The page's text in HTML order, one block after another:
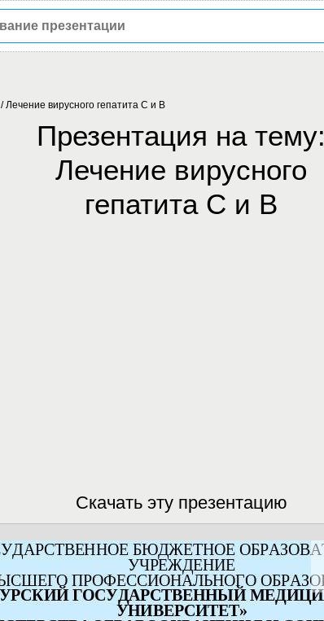
/Лечение вирусного гепатита С и В
Презентация на тему:
Лечение вирусного
гепатита С и В
Скачать эту презентацию